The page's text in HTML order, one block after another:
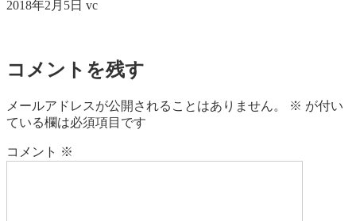
2018年2月5日 vc
コメントを残す
メールアドレスが公開されることはありません。 ※ が付い
ている欄は必須項目です
コメント ※